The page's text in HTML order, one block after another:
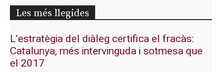
Les més llegides
L’estratègia del diàleg certifica el fracàs:
Catalunya, més intervinguda i sotmesa que
el 2017